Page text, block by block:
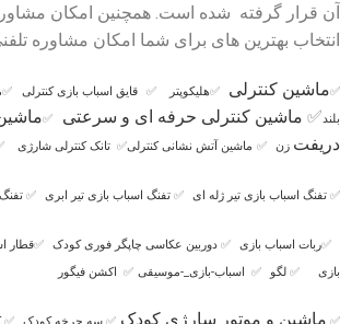
آن قرار گرفته شده است. همچنین امکان
انتخاب بهترین های برای شما امکان مشاوره
✅ماشین کنترلی ✅هلیکوپتر ✅ قایق اسباب بازی کنترلی ✅
بلند✅ ماشین کنترلی حرفه ای و سرعتی ✅
دریفت زن ✅ ماشین آتش نشانی کنترلی✅ تانک کنترلی شارژی
✅ تفنگ اسباب بازی تیر ژله ای ✅ تفنگ اسباب بازی تیر ابری ✅ تفنگ
✅ربات اسباب بازی ✅ دوربین عکاسی چاپگر فوری کودک ✅قطار
بازی
✅ لگو ✅ اسباب-بازی_-موسیقی ✅ اکشن فیگور
✅ ماشین و موتور سارژی کودک ✅ سه چرخه کودک ✅